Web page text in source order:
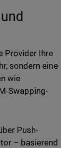
Provider Ihre
sondern eine
wie
Swapping-
Push-
– basierend